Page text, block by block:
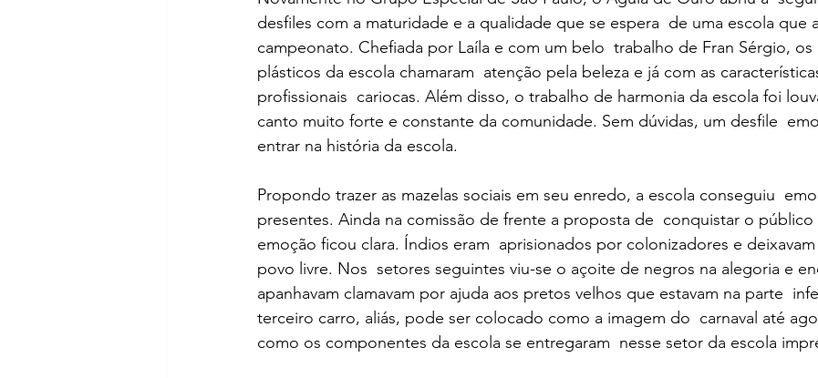
desfiles com a maturidade e a qualidade que se espera  de uma escola que
campeonato. Chefiada por Laíla e com um belo  trabalho de Fran Sérgio, os
plásticos da escola chamaram  atenção pela beleza e já com as
profissionais  cariocas. Além disso, o trabalho de harmonia da escola foi
canto muito forte e constante da comunidade. Sem dúvidas, um desfile
entrar na história da escola.
Propondo trazer as mazelas sociais em seu enredo, a escola conseguiu
presentes. Ainda na comissão de frente a proposta de  conquistar o
emoção ficou clara. Índios eram  aprisionados por colonizadores e
povo livre. Nos  setores seguintes viu-se o açoite de negros na alegoria e
apanhavam clamavam por ajuda aos pretos velhos que estavam na parte
terceiro carro, aliás, pode ser colocado como a imagem do  carnaval até
como os componentes da escola se entregaram  nesse setor da escola